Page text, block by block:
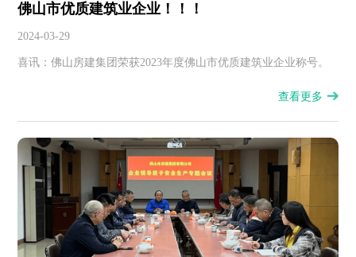
佛山市优质建筑业企业！！！
2024-03-29
喜讯：佛山房建集团荣获2023年度佛山市优质建筑业企业称号。
查看更多